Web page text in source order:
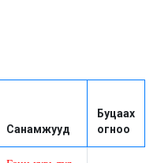
Санамжууд
Буцаах
огноо